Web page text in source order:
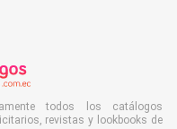
todos los catálogos
revistas y lookbooks de